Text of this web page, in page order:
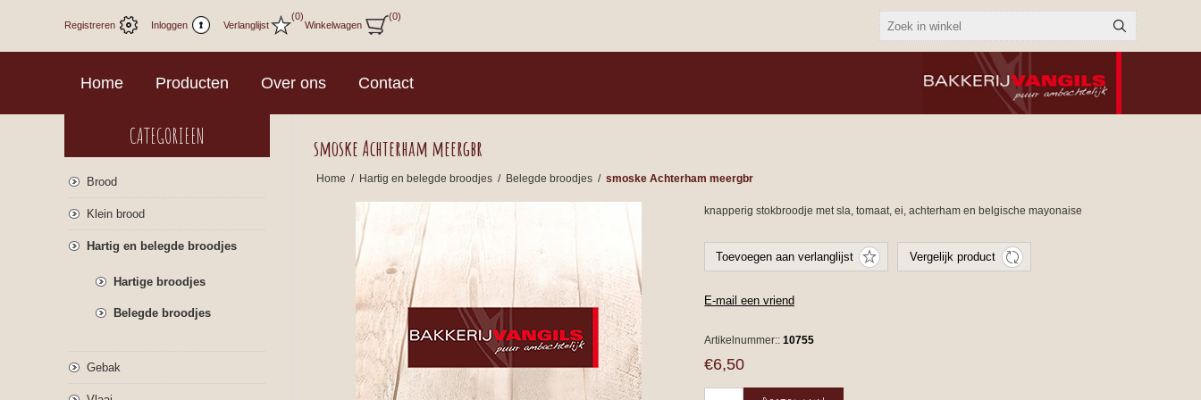
Registreren Inloggen Verlanglijst
(0)
Winkelwagen
(0)
Home Producten Over ons Contact
smoske Achterham meergbr
Home / Hartig en belegde broodjes / Belegde broodjes / smoske Achterham meergbr
knapperig stokbroodje met sla, tomaat, ei, achterham en belgische mayonaise
Artikelnummer:: 10755
€6,50
CATEGORIEEN
Brood
Klein brood
Hartig en belegde broodjes
Hartige broodjes
Belegde broodjes
Gebak